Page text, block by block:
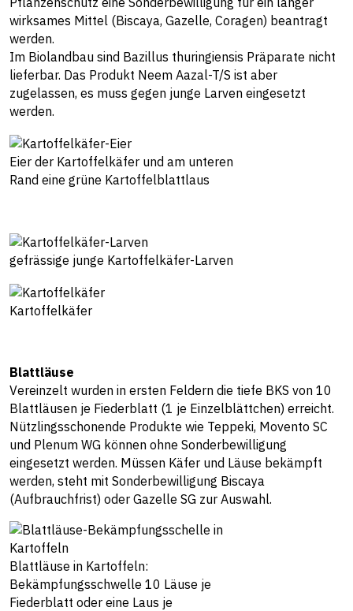
wirksames Mittel (Biscaya, Gazelle, Coragen) beantragt
werden.
Im Biolandbau sind Bazillus thuringiensis Präparate nicht
lieferbar. Das Produkt Neem Aazal-T/S ist aber
zugelassen, es muss gegen junge Larven eingesetzt
werden.
Eier der Kartoffelkäfer und am unteren
Rand eine grüne Kartoffelblattlaus
gefrässige junge Kartoffelkäfer-Larven
Kartoffelkäfer
Blattläuse
Vereinzelt wurden in ersten Feldern die tiefe BKS von 10
Blattläusen je Fiederblatt (1 je Einzelblättchen) erreicht.
Nützlingsschonende Produkte wie Teppeki, Movento SC
und Plenum WG können ohne Sonderbewilligung
eingesetzt werden. Müssen Käfer und Läuse bekämpft
werden, steht mit Sonderbewilligung Biscaya
(Aufbrauchfrist) oder Gazelle SG zur Auswahl.
Blattläuse in Kartoffeln:
Bekämpfungsschwelle 10 Läuse je
Fiederblatt oder eine Laus je